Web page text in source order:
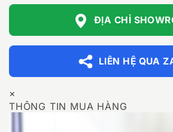
ĐỊA CHỈ
LIÊN HỆ QUA
×
THÔNG TIN MUA HÀNG